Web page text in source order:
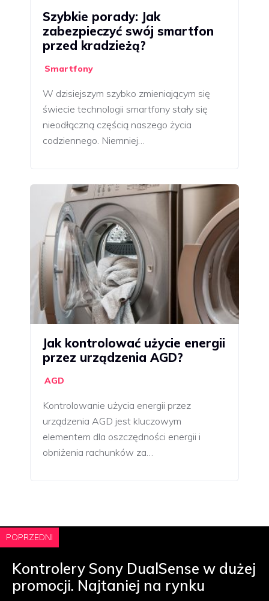
Szybkie porady: Jak
zabezpieczyć swój smartfon
przed kradzieżą?
Smartfony
W dzisiejszym szybko zmieniającym się
świecie technologii smartfony stały się
nieodłączną częścią naszego życia
codziennego. Niemniej…
Jak kontrolować użycie energii
przez urządzenia AGD?
AGD
Kontrolowanie użycia energii przez
urządzenia AGD jest kluczowym
elementem dla oszczędności energii i
obniżenia rachunków za…
POPRZEDNI
Kontrolery Sony DualSense w dużej
promocji. Najtaniej na rynku